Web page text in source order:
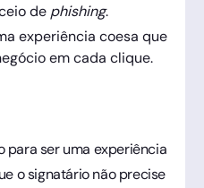
de phishing.
experiência coesa que
em cada clique.
para ser uma experiência
o signatário não precise